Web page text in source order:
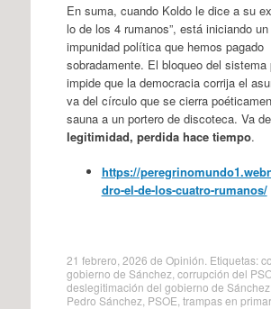
En suma, cuando Koldo le dice a su
lo de los 4 rumanos”, está iniciando
impunidad política que hemos pagado
sobradamente. El bloqueo del
impide que la democracia corrija el
va del círculo que se cierra
sauna a un portero de discoteca. Va de
legitimidad, perdida hace tiempo.
https://
dro-el-de-los-cuatro-rumanos/
21 febrero, 2026 de Opinión . Etiquetas:
gobierno de Sánchez, corrupción del
deslegitimación del gobierno de Sánchez,
Pedro Sánchez, PSOE trampas en